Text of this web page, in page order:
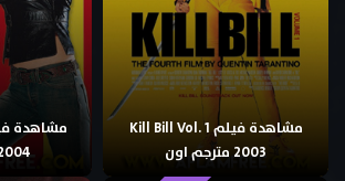
مشاهدة فيلم Kill Bill Vol. 1
2003 مترجم اون
2004 مترجم